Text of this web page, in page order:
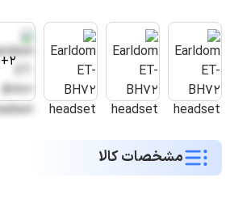
2+
مشخصات کالا